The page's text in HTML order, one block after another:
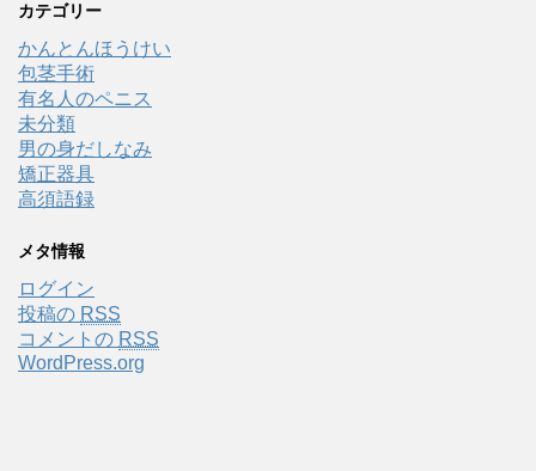
カテゴリー
かんとんほうけい
包茎手術
有名人のペニス
未分類
男の身だしなみ
矯正器具
高須語録
メタ情報
ログイン
投稿の RSS
コメントの RSS
WordPress.org